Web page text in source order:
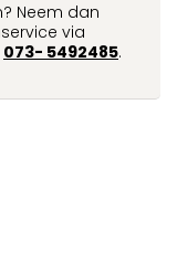
Neem dan
via
073- 5492485.